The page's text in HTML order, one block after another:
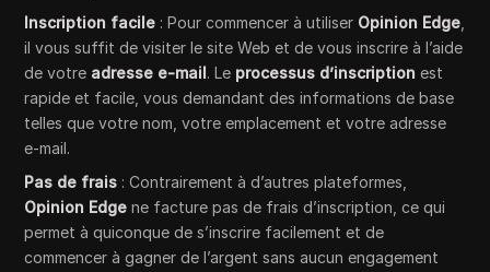
Inscription facile : Pour commencer à utiliser Opinion Edge
il vous suffit de visiter le site Web et de vous inscrire à l’aide
de votre adresse e-mail. Le processus d’inscription est
rapide et facile, vous demandant des informations de base
telles que votre nom, votre emplacement et votre adresse
e-mail.
Pas de frais : Contrairement à d’autres plateformes,
Opinion Edge ne facture pas de frais d’inscription, ce qui
permet à quiconque de s’inscrire facilement et de
commencer à gagner de l’argent sans aucun engagement